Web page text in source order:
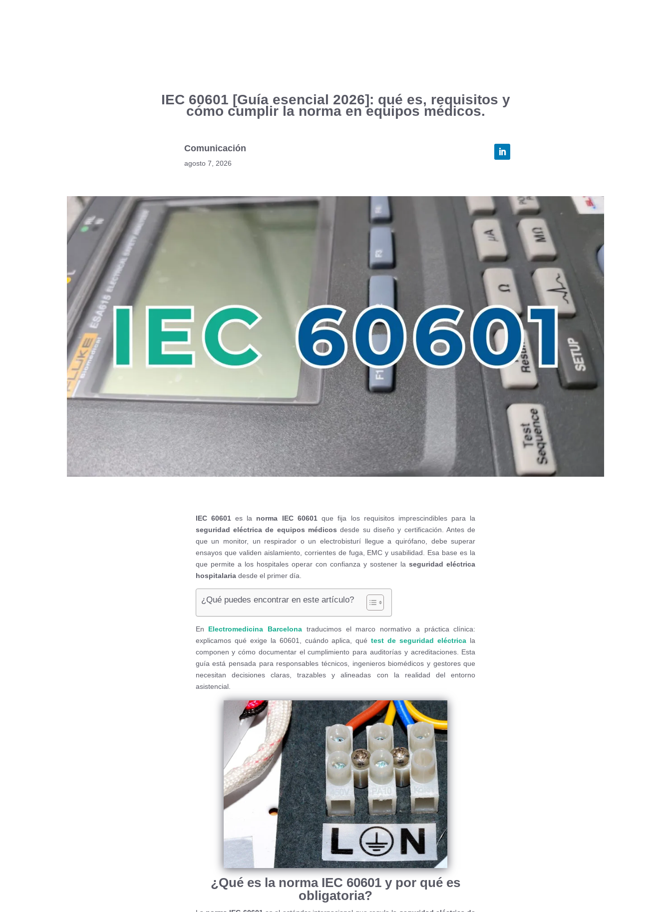
IEC 60601 [Guía esencial 2026]: qué es, requisitos y
cómo cumplir la norma en equipos médicos.
Comunicación
agosto 7, 2026
IEC 60601es la norma IEC 60601que fija los requisitos imprescindibles para la
seguridad eléctrica de equipos médicos desde su diseño y certificación. Antes de
que un monitor, un respirador o un electrobisturí llegue a quirófano, debe superar
ensayos que validen aislamiento, corrientes de fuga, EMC y usabilidad. Esa base es la
que permite a los hospitales operar con confianza y sostener laseguridad eléctrica
hospitalariadesde el primer día.
¿Qué puedes encontrar en este artículo?
En Electromedicina Barcelona traducimos el marco normativo a práctica clínica:
explicamos qué exige la 60601, cuándo aplica, quétest de seguridad eléctrica la
componen y cómo documentar el cumplimiento para auditorías y acreditaciones. Esta
guía está pensada para responsables técnicos, ingenieros biomédicos y gestores que
necesitan decisiones claras, trazables y alineadas con la realidad del entorno
asistencial.
¿Qué es la norma IEC 60601 y por qué es
obligatoria?